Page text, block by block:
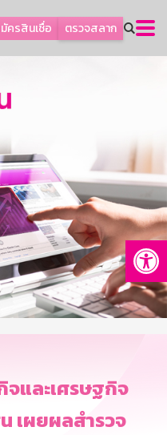
ครสินเชื่อ ตรวจสลาก
และเศรษฐกิจ
เผยผลสำรวจ